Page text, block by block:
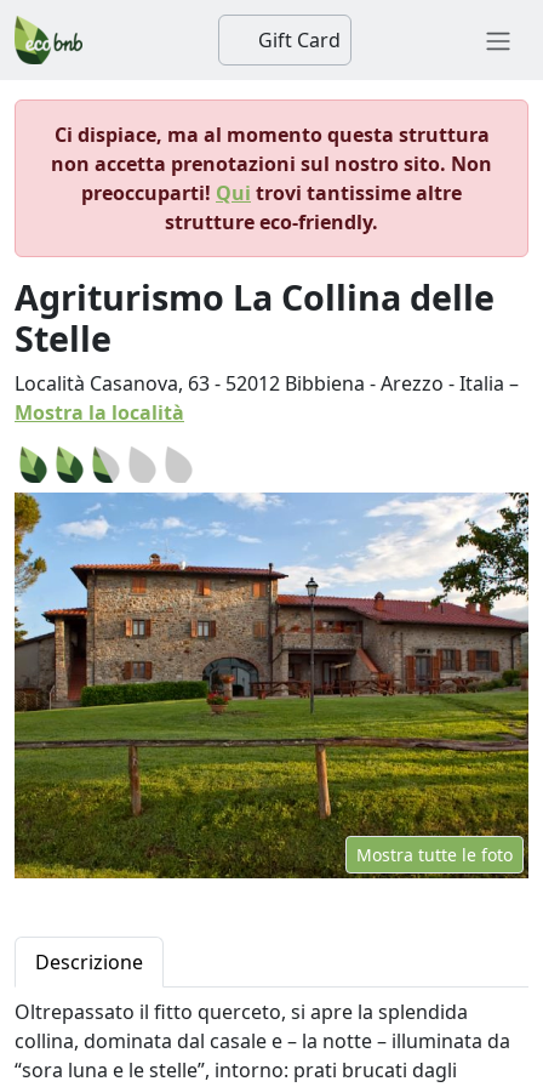
Gift Card
Ci dispiace, ma al momento questa struttura
non accetta prenotazioni sul nostro sito. Non
preoccuparti! Qui trovi tantissime altre
strutture eco-friendly.
Agriturismo La Collina delle
Stelle
Località Casanova, 63- 52012 Bibbiena -Arezzo -Italia –
Mostra la località
Mostra tutte le foto
Descrizione
Oltrepassato il fitto querceto, si apre la splendida
collina, dominata dal casale e – la notte – illuminata da
“sora luna e le stelle”, intorno: prati brucati dagli